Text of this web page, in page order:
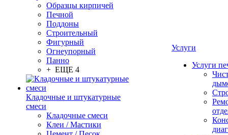
Образцы кирпичей
Печной
Поддоны
Строительный
Фигурный
Огнеупорный
Панно
+ ЕЩЕ 4
Кладочные и штукатурные
смеси
Кладочные смеси
Клеи / Мастики
Услуги
Услуги